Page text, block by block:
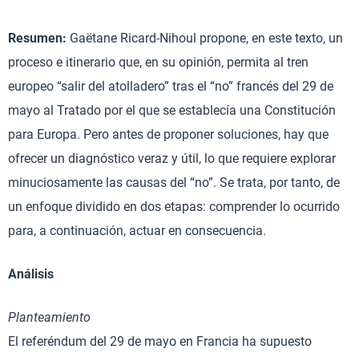
Resumen: Gaëtane Ricard-Nihoul propone, en este texto, un
proceso e itinerario que, en su opinión, permita al tren
europeo “salir del atolladero” tras el “no” francés del 29 de
mayo al Tratado por el que se establecía una Constitución
para Europa. Pero antes de proponer soluciones, hay que
ofrecer un diagnóstico veraz y útil, lo que requiere explorar
minuciosamente las causas del “no”. Se trata, por tanto, de
un enfoque dividido en dos etapas: comprender lo ocurrido
para, a continuación, actuar en consecuencia.
Análisis
Planteamiento
El referéndum del 29 de mayo en Francia ha supuesto